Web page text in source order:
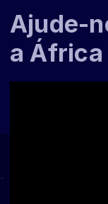
Ajude-
a